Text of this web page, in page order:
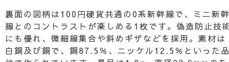
裏面の図柄は100円硬貨共通の0系新幹線で、ミニ新
線とのコントラストが楽しめる1枚です。偽造防止技
にも優れ、微細線集合や斜めギザなどを採用。素材は
白銅及び銅で、銅87.5％、ニッケル12.5％といった